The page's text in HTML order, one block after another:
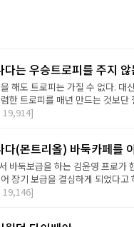
는 우승트로피를 주지
해도 트로피는 가질 수 없다. 대
한 트로피를 매년 만드는 것보단
19,914]
(몬트리올) 바둑카페를
바둑보급을 하는 김윤영 프로가
장기 보급을 결심하게 되었다
19,146]